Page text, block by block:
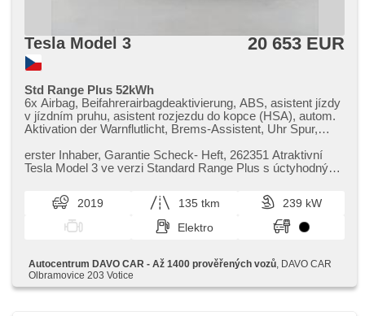
Tesla Model 3 20 653 EUR
Std Range Plus 52kWh
6x Airbag, Beifahrerairbagdeaktivierung, ABS, asistent jízdy
v jízdním pruhu, asistent rozjezdu do kopce (HSA), autom.
Aktivation der Warnflutlicht, Brems-Assistent, Uhr Spur,
parkovací senzory přední, parkovací senzory zadní,
Autoradio, Bluetooth, USB, bezklíčové odemykání,
Klimaautomatik, 2-Zonen Klimaanlage, ambientní osvětlení
interiéru, Lederpolsterung, bezdrátová nabíječka mobilních
telefonů, hands free, El. Seitenscheiben, automatické
přepínání dálkových světel, täglich Leuchten, LED adaptivní
Adaptive Geschwindigkeitsregelung, Automatikgetriebe,
digitální přístrojová deska, digitální přístrojový štít, dotykové
ovládání palubního počítače, elektronická ruční brzda,
erster Inhaber,​ Garantie Scheck​- Heft,​ 262351 Atraktivní
Tesla Model 3 ve verzi Standard Range Plus s úctyhodným
2019 135 tkm
239 kW
Elektro
Autocentrum DAVO CAR - Až 1400 prověřených vozů , DAVO CAR
Olbramovice 203 Votice